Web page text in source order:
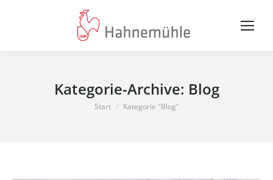
Kategorie-Archive: Blog
Sie befinden sich hier:
Start Kategorie "Blog"